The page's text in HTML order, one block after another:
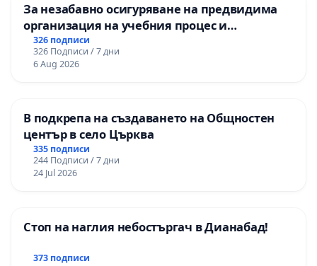
За незабавно осигуряване на предвидима
организация на учебния процес и
гарантиране на правото на равнопоставено
и качествено образование на учениците от
ОУ „Княз Александър I“ и Хуманитарна
326 подписи
326 Подписи / 7 дни
6 Aug 2026
В подкрепа на създаването на Общностен
център в село Църква
335 подписи
244 Подписи / 7 дни
24 Jul 2026
Стоп на наглия небостъргач в Дианабад!
373 подписи